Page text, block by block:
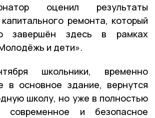
оценил результаты
ремонта, который
завершён здесь в рамках
и дети».
школьники, временно
в основное здание, вернутся
школу, но уже в полностью
современное и безопасное